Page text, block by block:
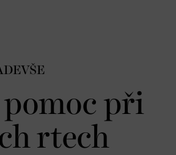
při
rtech